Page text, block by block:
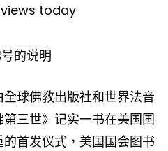
views today
的说明
球佛教出版社和世界法音
三世》记实一书在美国国
首发仪式，美国国会图书